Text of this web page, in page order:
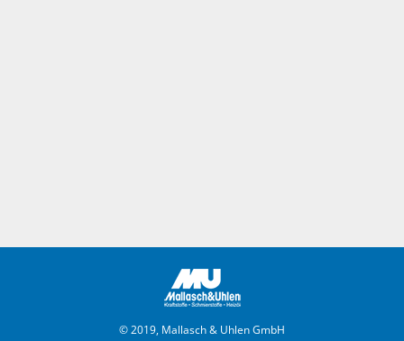
© 2019, Mallasch & Uhlen GmbH